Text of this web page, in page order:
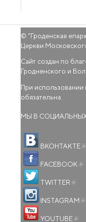
© "Гроденская
Церкви
Сайт создан по
Гродненского и
При использовании
обязательна.
МЫ В
ВКОНТАКТЕ
FACEBOOK
TWITTER
INSTAGRAM
YOUTUBE